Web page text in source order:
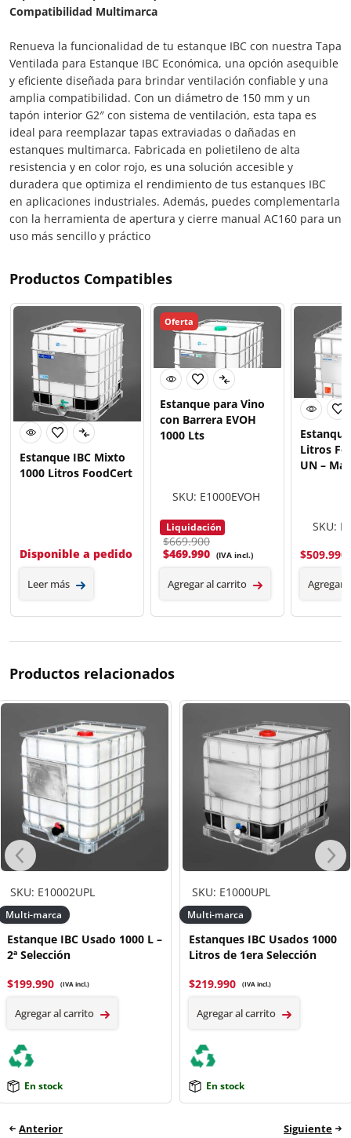
Compatibilidad Multimarca
Renueva la funcionalidad de tu estanque IBC con nuestra Tapa
Ventilada para Estanque IBC Económica, una opción asequible
y eficiente diseñada para brindar ventilación confiable y una
amplia compatibilidad. Con un diámetro de 150 mm y un
tapón interior G2″ con sistema de ventilación, esta tapa es
ideal para reemplazar tapas extraviadas o dañadas en
estanques multimarca. Fabricada en polietileno de alta
resistencia y en color rojo, es una solución accesible y
duradera que optimiza el rendimiento de tus estanques IBC
en aplicaciones industriales. Además, puedes complementarla
con la herramienta de apertura y cierre manual AC160 para un
uso más sencillo y práctico
Productos Compatibles
Estanque IBC Mixto
1000 Litros FoodCert
Disponible a pedido
Leer más
Oferta
Estanque para Vino
con Barrera EVOH
1000 Lts
SKU: E1000EVOH
Liquidación
$669.900
$469.990 (IVA incl.)
Agregar al carrito
Litros
UN –
SKU:
$509.990
Agregar
Productos relacionados
SKU: E10002UPL
Multi-marca
Estanque IBC Usado 1000 L –
2ª Selección
$199.990 (IVA incl.)
Agregar al carrito
En stock
SKU: E1000UPL
Multi-marca
Estanques IBC Usados 1000
Litros de 1era Selección
$219.990 (IVA incl.)
Agregar al carrito
En stock
Anterior Siguiente